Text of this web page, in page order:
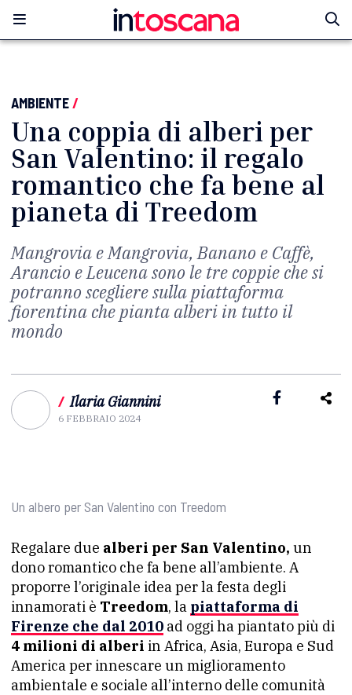
AMBIENTE/
Una coppia di alberi per
San Valentino: il regalo
romantico che fa bene al
pianeta di Treedom
Mangrovia e Mangrovia, Banano e Caffè,
Arancio e Leucena sono le tre coppie che si
potranno scegliere sulla piattaforma
fiorentina che pianta alberi in tutto il
mondo
/ Ilaria Giannini
6 FEBBRAIO 2024
Un albero per San Valentino con Treedom
Regalare due alberi per San Valentino, un
dono romantico che fa bene all’ambiente. A
proporre l’originale idea per la festa degli
innamorati è Treedom, la piattaforma di
Firenze che dal 2010 ad oggi ha piantato più di
4 milioni di alberi in Africa, Asia, Europa e Sud
America per innescare un miglioramento
ambientale e sociale all’interno delle comunità